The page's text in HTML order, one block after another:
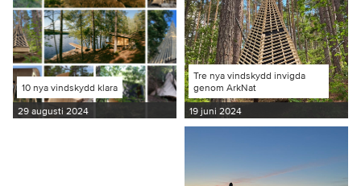
10 nya vindskydd klara
29 augusti 2024
Tre nya vindskydd invigda
genom ArkNat
19 juni 2024